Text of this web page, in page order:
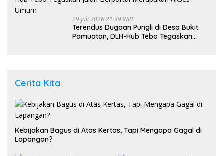
29 Juli 2026 21:39 WIB
Terendus Dugaan Pungli di Desa Bukit
Pamuatan, DLH-Hub Tebo Tegaskan
Cerita Kita
Kebijakan Bagus di Atas Kertas, Tapi Mengapa Gagal di
Lapangan?